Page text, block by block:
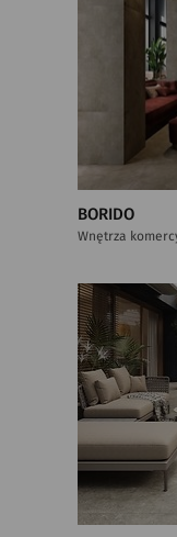
BORIDO
Wnętrza